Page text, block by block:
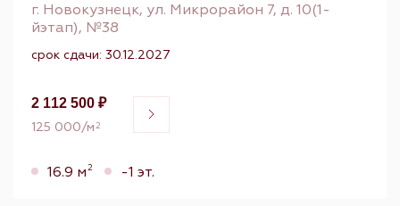
г. Новокузнецк, ул. Микрорайон 7, д. 10(1-
йэтап), №38
срок сдачи: 30.12.2027
2 112 500 ₽
125 000/м2
16.9 м2 -1 эт.